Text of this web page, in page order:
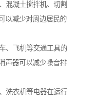
混凝土搅拌机、切割
以减少对周边居民的
、飞机等交通工具的
声器可以减少噪音排
洗衣机等电器在运行